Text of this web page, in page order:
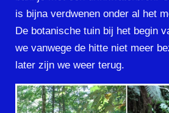
is bijna verdwenen onder al het
De botanische tuin bij het begin
we vanwege de hitte niet meer
later zijn we weer terug.